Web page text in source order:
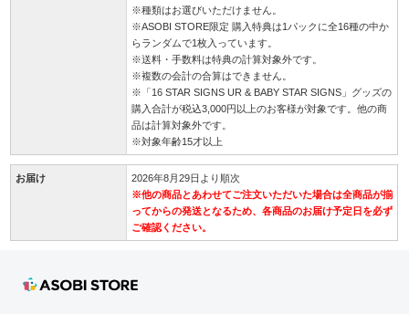
※種類はお選びいただけません。
※ASOBI STORE限定 購入特典は1パックに全16種の中か
らランダムで1枚入っています。
※送料・手数料は特典の計算対象外です。
※複数の会計の合算はできません。
※「16 STAR SIGNS UR & BABY STAR SIGNS」グッズの
購入合計が税込3,000円以上のお客様が対象です。他の商
品は計算対象外です。
※対象年齢15才以上
お届け
2026年8月29日より順次
※他の商品とあわせてご注文いただいた場合は全商品が揃
ってからの発送となるため、各商品のお届け予定日を必ず
ご確認ください。